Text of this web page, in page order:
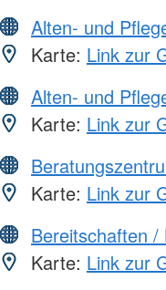
Alten- und
Karte: Link zur
Alten- und
Karte: Link zur
Karte: Link zur
Bereitschaften
Karte: Link zur